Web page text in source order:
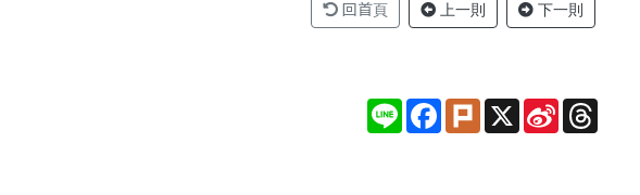
回首頁 上一則 下一則
Line Facebook
Plurk X
Sina
Weibo